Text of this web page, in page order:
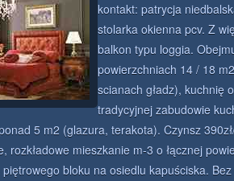
kontakt: patrycja
stolarka okienna pcv. Z
balkon typu loggia.
powierzchniach 14 / 18
scianach gładz), kuchnię
tradycyjnej zabudowie
5 m2 (glazura, terakota). Czynsz
rozkładowe mieszkanie m-3 o łącznej
bloku na osiedlu kapuściska.